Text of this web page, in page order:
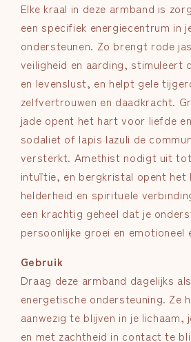
Elke kraal in deze armband is
een specifiek energiecentrum in
ondersteunen. Zo brengt rode
veiligheid en aarding, stimuleert
en levenslust, en helpt gele
zelfvertrouwen en daadkracht.
jade opent het hart voor liefde
sodaliet of lapis lazuli de
versterkt. Amethist nodigt uit
intuïtie, en bergkristal opent het
helderheid en spirituele
een krachtig geheel dat je
persoonlijke groei en emotioneel
Gebruik
Draag deze armband dagelijks
energetische ondersteuning. Ze
aanwezig te blijven in je lichaam,
en met zachtheid in contact te